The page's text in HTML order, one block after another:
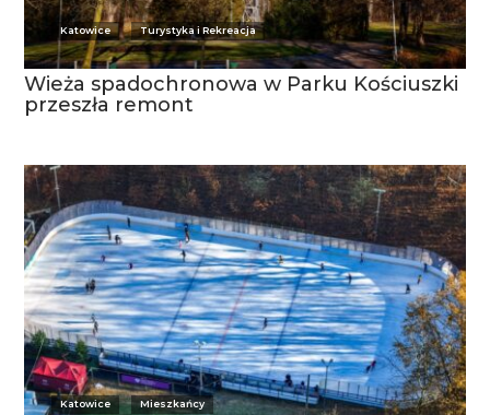
Katowice Turystyka i Rekreacja
Wieża spadochronowa w Parku Kościuszki
przeszła remont
Katowice Mieszkańcy